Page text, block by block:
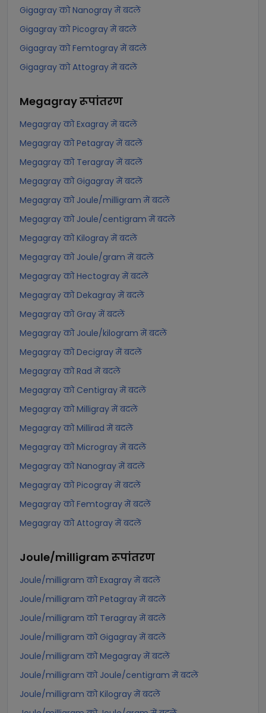
Gigagray को Nanogray में बदलें
Gigagray को Picogray में बदलें
Gigagray को Femtogray में बदलें
Gigagray को Attogray में बदलें
Megagrayरूपांतरण
Megagray को Exagray में बदलें
Megagray को Petagray में बदलें
Megagray को Teragray में बदलें
Megagray को Gigagray में बदलें
Megagray को Joule/milligram में बदलें
Megagray को Joule/centigram में बदलें
Megagray को Kilogray में बदलें
Megagray को Joule/gram में बदलें
Megagray को Hectogray में बदलें
Megagray को Dekagray में बदलें
Megagray को Gray में बदलें
Megagray को Joule/kilogram में बदलें
Megagray को Decigray में बदलें
Megagray को Rad में बदलें
Megagray को Centigray में बदलें
Megagray को Milligray में बदलें
Megagray को Millirad में बदलें
Megagray को Microgray में बदलें
Megagray को Nanogray में बदलें
Megagray को Picogray में बदलें
Megagray को Femtogray में बदलें
Megagray को Attogray में बदलें
Joule/milligram रूपांतरण
Joule/milligram को Exagray में बदलें
Joule/milligram को Petagray में बदलें
Joule/milligram को Teragray में बदलें
Joule/milligram को Gigagray में बदलें
Joule/milligram को Megagray में बदलें
Joule/milligram को Joule/centigram में बदलें
Joule/milligram को Kilogray में बदलें